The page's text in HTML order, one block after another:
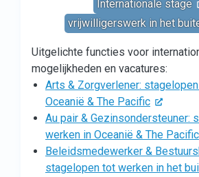
Internationale stage
vrijwilligerswerk in het
Uitgelichte functies voor
mogelijkheden en vacatures:
Arts & Zorgverlener:
Oceanië & The Pacific
Au pair & Gezinsondersteuner:
werken in Oceanië & The Pacific
Beleidsmedewerker &
stagelopen tot werken in het